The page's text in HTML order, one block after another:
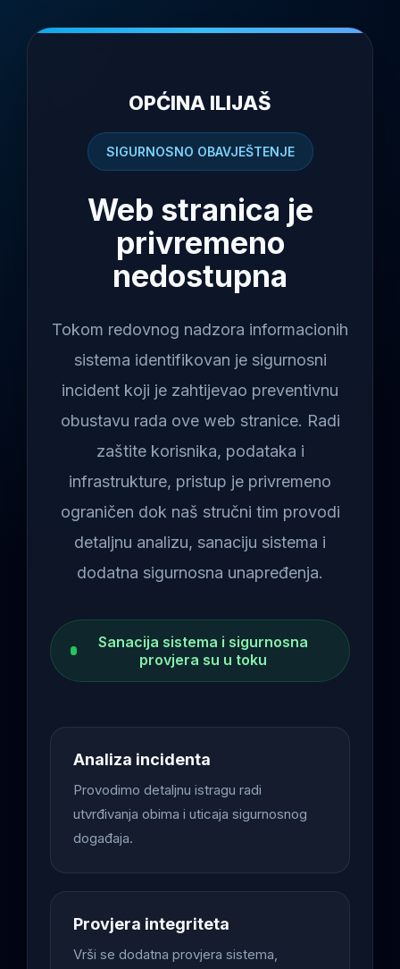
OPĆINA ILIJAŠ
SIGURNOSNO OBAVJEŠTENJE
Web stranica je
privremeno
nedostupna
Tokom redovnog nadzora informacionih
sistema identifikovan je sigurnosni
incident koji je zahtijevao preventivnu
obustavu rada ove web stranice. Radi
zaštite korisnika, podataka i
infrastrukture, pristup je privremeno
ograničen dok naš stručni tim provodi
detaljnu analizu, sanaciju sistema i
dodatna sigurnosna unapređenja.
Sanacija sistema i sigurnosna
provjera su u toku
Analiza incidenta
Provodimo detaljnu istragu radi
utvrđivanja obima i uticaja sigurnosnog
događaja.
Provjera integriteta
Vrši se dodatna provjera sistema,